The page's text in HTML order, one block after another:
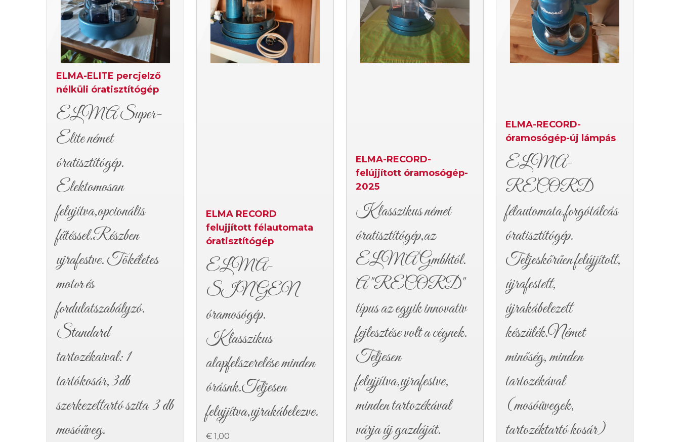
ELMA-ELITE percjelző
nélküli óratisztítógép
ELMA Super-
Elite német
óratisztítógép.
Elektomosan
felujítva,opcionális
fűtéssel.Részben
ujrafestve. Tökéletes
motor és
fordulatszabályzó.
Standard
tartozékaival: 1
tartókosár, 3db
szerkezettartó szita 3 db
mosóűveg.
ELMA RECORD
felujjított félautomata
óratisztítógép
ELMA-
SINGEN
óramosógép.
Klasszikus
alapfelszerelése minden
órásnk.Teljesen
felujjítva,ujrakábelezve.
€ 1,00
ELMA-RECORD-
felújjított óramosógép-
2025
Klasszikus német
óratisztítógép,az
ELMA Gmbhtól.
A "RECORD"
típus az egyik innovativ
fejlesztése volt a cégnek.
Teljesen
felujjítva,ujrafestve,
minden tartozékával
várja új gazdáját.
ELMA-RECORD-
óramosógép-új lámpás
ELMA-
RECORD
félautomata,forgótálcás
óratisztítógép.
Teljeskőrűen felújjított,
újrafestett,
újrakábelezett
készülék.Német
minőség, minden
tartozékával
(mosóüvegek,
tartozéktartó kosár)